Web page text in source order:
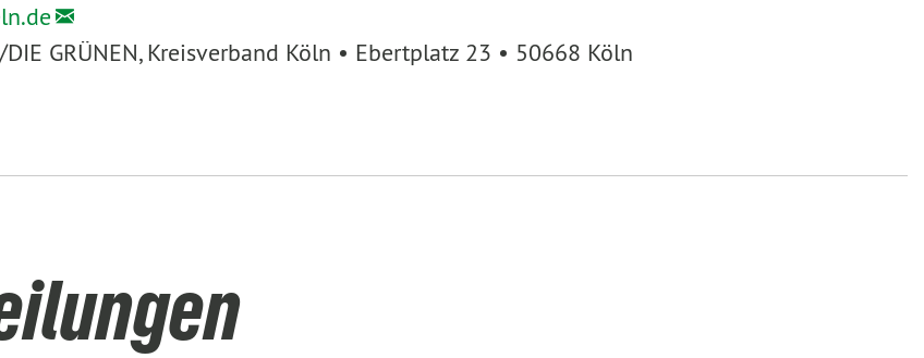
GRÜNEN, Kreisverband Köln • Ebertplatz 23 • 50668 Köln